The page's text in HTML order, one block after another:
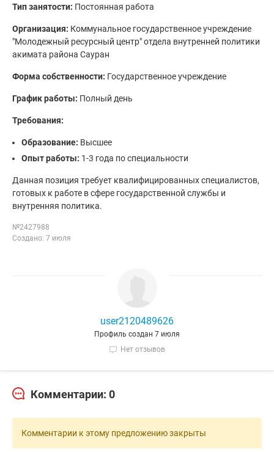
Тип занятости: Постоянная работа
Организация: Коммунальное государственное учреждение
"Молодежный ресурсный центр" отдела внутренней политики
акимата района Сауран
Форма собственности: Государственное учреждение
График работы: Полный день
Требования:
Образование: Высшее
Опыт работы: 1-3 года по специальности
Данная позиция требует квалифицированных специалистов,
готовых к работе в сфере государственной службы и
внутренняя политика.
№2427988
Создано: 7 июля
user2120489626
Профиль создан 7 июля
Нет отзывов
Комментарии: 0
Комментарии к этому предложению закрыты